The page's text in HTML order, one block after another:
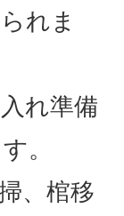
れま
れ準備
。
、棺移